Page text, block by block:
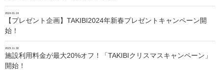
2024.01.24
【プレゼント企画】TAKIBI2024年新春プレゼントキャンペーン開
始！
2023.11.30
施設利用料金が最大20%オフ！「TAKIBIクリスマスキャンペーン」
開始！